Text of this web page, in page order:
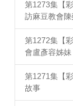
第1273集【
訪麻豆教會
第1272集【
會盧彥容姊妹
第1271集【
故事